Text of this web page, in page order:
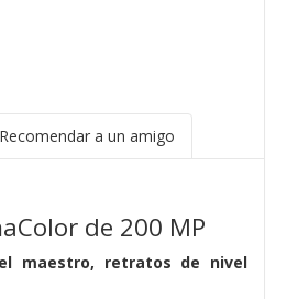
Recomendar a un amigo
de 200 MP
maestro, retratos de nivel